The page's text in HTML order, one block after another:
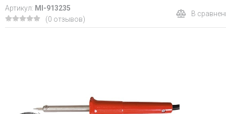
Артикул: MI-913235
(0 отзывов)
В